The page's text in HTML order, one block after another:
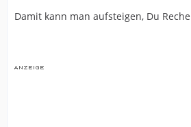
Damit kann man aufsteigen, Du